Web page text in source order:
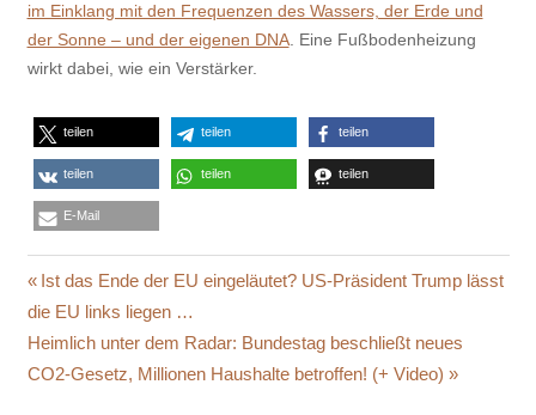
im Einklang mit den Frequenzen des Wassers, der Erde und
der Sonne – und der eigenen DNA. Eine Fußbodenheizung
wirkt dabei, wie ein Verstärker.
teilen teilen teilen
teilen teilen teilen
E-Mail
MEINUNGSFREIHEIT
MEINUNGSTERROR
NEUE
Beitragsnavigation
Vorheriger
Beitrag:
Ist das Ende der EU eingeläutet? US-Präsident Trump lässt
die EU links liegen …
Nächster
Beitrag:
Heimlich unter dem Radar: Bundestag beschließt neues
CO2-Gesetz, Millionen Haushalte betroffen! (+ Video)